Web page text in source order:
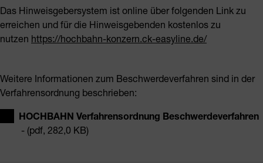
Das Hinweisgebersystem ist online über folgenden Link zu
erreichen und für die Hinweisgebenden kostenlos zu
nutzen https://hochbahn-konzern.ck-easyline.de/
Weitere Informationen zum Beschwerdeverfahren sind in der
Verfahrensordnung beschrieben:
HOCHBAHN Verfahrensordnung Beschwerdeverfahren
- (pdf, 282,0 KB)